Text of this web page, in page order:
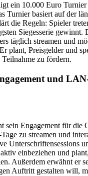
ein 10.000 Euro Turnier
Turnier basiert auf der
die Regeln: Spieler
Siegesserie gewinnt.
täglich streamen und
plant, Preisgelder und
zu fördern.
und
sein Engagement für die
zu streamen und
Unterschriftensessions
einbeziehen und
Außerdem erwähnt er
Auftritt gestalten will,